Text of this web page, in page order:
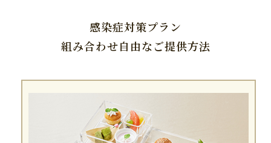
感染症対策プラン
組み合わせ自由なご提供方法